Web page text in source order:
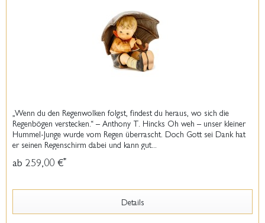
„Wenn du den Regenwolken folgst, findest du heraus, wo sich die
Regenbögen verstecken.“ – Anthony T. Hincks Oh weh – unser kleiner
Hummel-Junge wurde vom Regen überrascht. Doch Gott sei Dank hat
er seinen Regenschirm dabei und kann gut...
ab 259,00 €*
Details